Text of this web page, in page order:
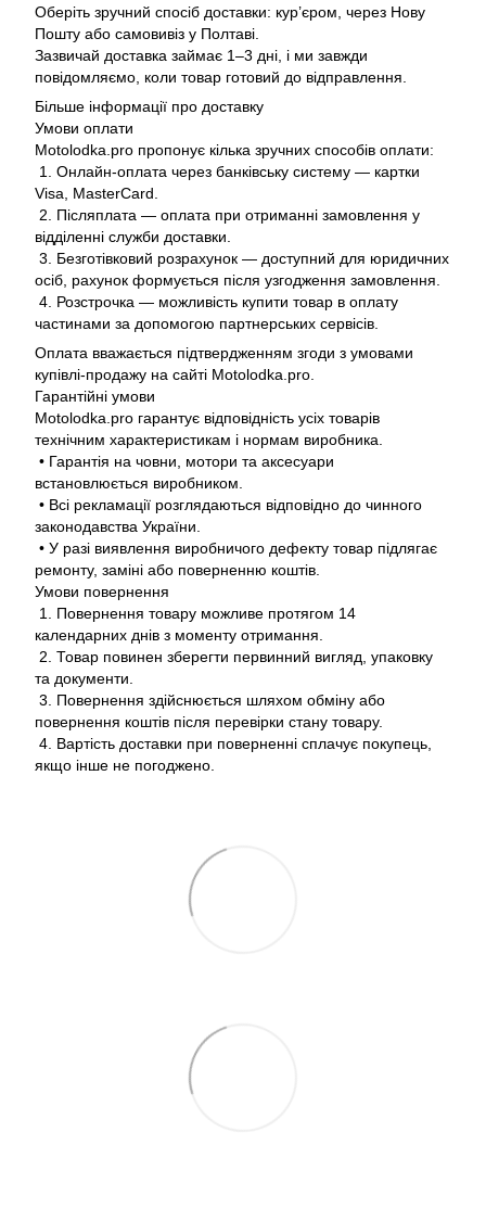
Оберіть зручний спосіб доставки: кур’єром, через Нову
Пошту або самовивіз у Полтаві.
Зазвичай доставка займає 1–3 дні, і ми завжди
повідомляємо, коли товар готовий до відправлення.
Більше інформації про доставку
Умови оплати
Motolodka.pro пропонує кілька зручних способів оплати:
1. Онлайн-оплата через банківську систему — картки
Visa, MasterCard.
2. Післяплата — оплата при отриманні замовлення у
відділенні служби доставки.
3. Безготівковий розрахунок — доступний для юридичних
осіб, рахунок формується після узгодження замовлення.
4. Розстрочка — можливість купити товар в оплату
частинами за допомогою партнерських сервісів.
Оплата вважається підтвердженням згоди з умовами
купівлі-продажу на сайті Motolodka.pro.
Гарантійні умови
Motolodka.pro гарантує відповідність усіх товарів
технічним характеристикам і нормам виробника.
• Гарантія на човни, мотори та аксесуари
встановлюється виробником.
• Всі рекламації розглядаються відповідно до чинного
законодавства України.
• У разі виявлення виробничого дефекту товар підлягає
ремонту, заміні або поверненню коштів.
Умови повернення
1. Повернення товару можливе протягом 14
календарних днів з моменту отримання.
2. Товар повинен зберегти первинний вигляд, упаковку
та документи.
3. Повернення здійснюється шляхом обміну або
повернення коштів після перевірки стану товару.
4. Вартість доставки при поверненні сплачує покупець,
якщо інше не погоджено.